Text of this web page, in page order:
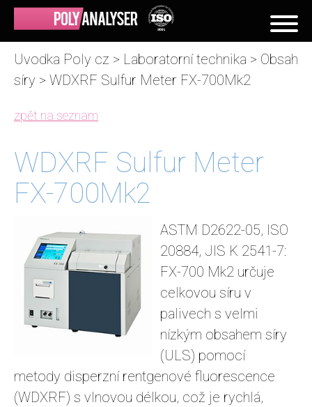
Uvodka Poly cz > Laboratorní technika > Obsah
síry > WDXRF Sulfur Meter FX-700Mk2
zpět na seznam
WDXRF Sulfur Meter
FX-700Mk2
ASTM D2622-05, ISO
20884, JIS K 2541-7:
FX-700 Mk2 určuje
celkovou síru v
palivech s velmi
nízkým obsahem síry
(ULS) pomocí
metody disperzní rentgenové fluorescence
(WDXRF) s vlnovou délkou, což je rychlá,